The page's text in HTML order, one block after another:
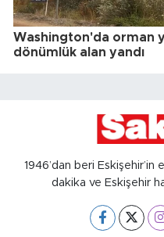
Washington'da orman
dönümlük alan yandı
1946’dan beri
dakika ve Eskişehir